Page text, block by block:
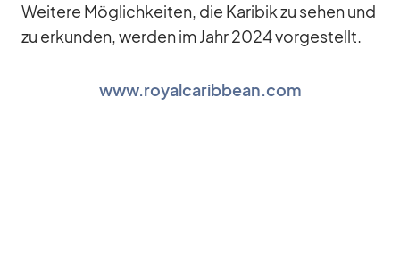
Wei­tere Mög­lich­kei­ten, die Ka­ri­bik zu se­hen und
zu er­kun­den, wer­den im Jahr 2024 vor­ge­stellt.
www.royalcaribbean.com